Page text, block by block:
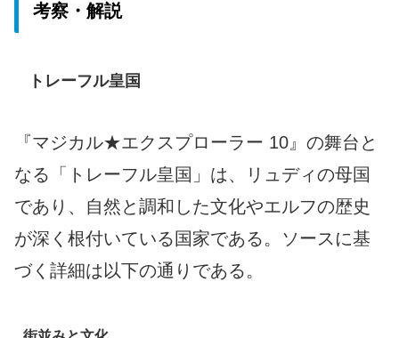
考察・解説
トレーフル皇国
『マジカル★エクスプローラー 10』の舞台と
なる「トレーフル皇国」は、リュディの母国
であり、自然と調和した文化やエルフの歴史
が深く根付いている国家である。ソースに基
づく詳細は以下の通りである。